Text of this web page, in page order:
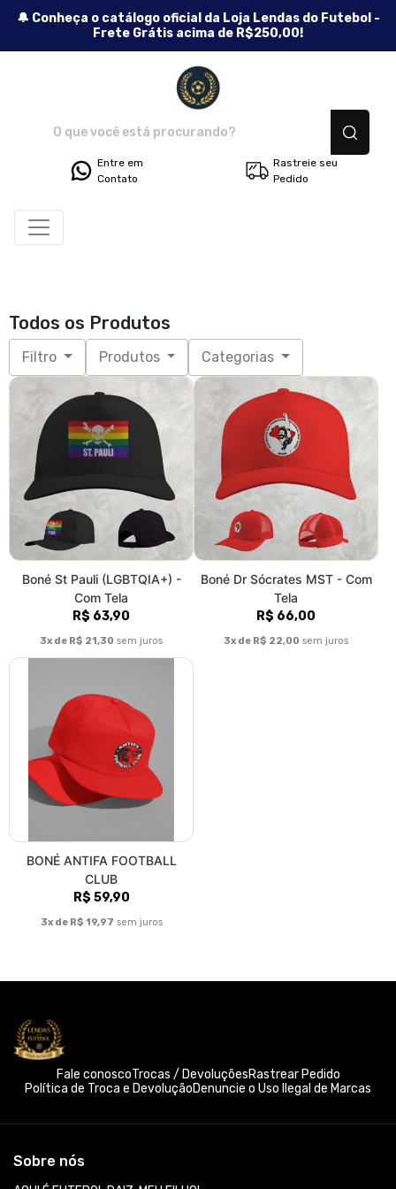
🔔 Conheça o catálogo oficial da Loja Lendas do Futebol -
Frete Grátis acima de R$250,00!
Entre em
Contato
Rastreie seu
Pedido
Todos os Produtos
Filtro Produtos Categorias
Boné St Pauli (LGBTQIA+) -
Com Tela
R$ 63,90
3x de R$ 21,30 sem juros
Boné Dr Sócrates MST - Com
Tela
R$ 66,00
3x de R$ 22,00 sem juros
BONÉ ANTIFA FOOTBALL
CLUB
R$ 59,90
3x de R$ 19,97 sem juros
Fale conoscoTrocas / DevoluçõesRastrear Pedido
Política de Troca e DevoluçãoDenuncie o Uso Ilegal de Marcas
Sobre nós